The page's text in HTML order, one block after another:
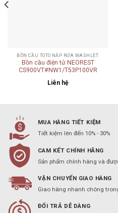
BỒN CẦU TOTO NẮP RỬA WASHLET
Bồn cầu điện tử NEOREST
CS900VT#NW1/T53P100VR
Liên hệ
MUA HÀNG TIẾT KIỆM
Tiết kiệm lên đến 10% - 30%
CAM KẾT CHÍNH HÃNG
Sản phẩm chính hàng và
VẬN CHUYỂN GIAO HÀNG
Giao hàng nhanh chóng
ĐỔI TRẢ DỄ DÀNG